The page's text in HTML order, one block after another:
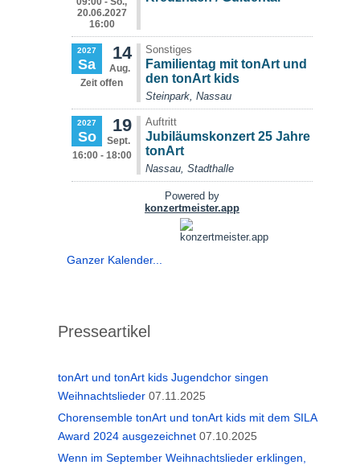
Ganzer Kalender...
Presseartikel
tonArt und tonArt kids Jugendchor singen
Weihnachtslieder 07.11.2025
Chorensemble tonArt und tonArt kids mit dem SILA
Award 2024 ausgezeichnet 07.10.2025
Wenn im September Weihnachtslieder erklingen,